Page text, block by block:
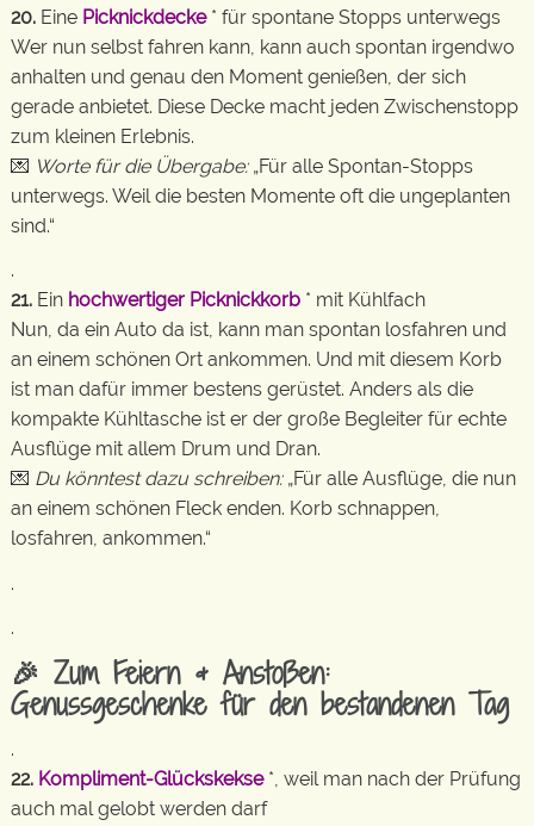
20. Eine Picknickdecke* für spontane Stopps unterwegs
Wer nun selbst fahren kann, kann auch spontan irgendwo
anhalten und genau den Moment genießen, der sich
gerade anbietet. Diese Decke macht jeden Zwischenstopp
zum kleinen Erlebnis.
💌 Worte für die Übergabe:„Für alle Spontan-Stopps
unterwegs. Weil die besten Momente oft die ungeplanten
sind.“
.
21. Ein hochwertiger Picknickkorb * mit Kühlfach
Nun, da ein Auto da ist, kann man spontan losfahren und
an einem schönen Ort ankommen. Und mit diesem Korb
ist man dafür immer bestens gerüstet. Anders als die
kompakte Kühltasche ist er der große Begleiter für echte
Ausflüge mit allem Drum und Dran.
💌 Du könntest dazu schreiben:„Für alle Ausflüge, die nun
an einem schönen Fleck enden. Korb schnappen,
losfahren, ankommen.“
.
.
🎉 Zum Feiern & Anstoßen:
Genussgeschenke für den bestandenen Tag
.
22. Kompliment-Glückskekse*, weil man nach der Prüfung
auch mal gelobt werden darf